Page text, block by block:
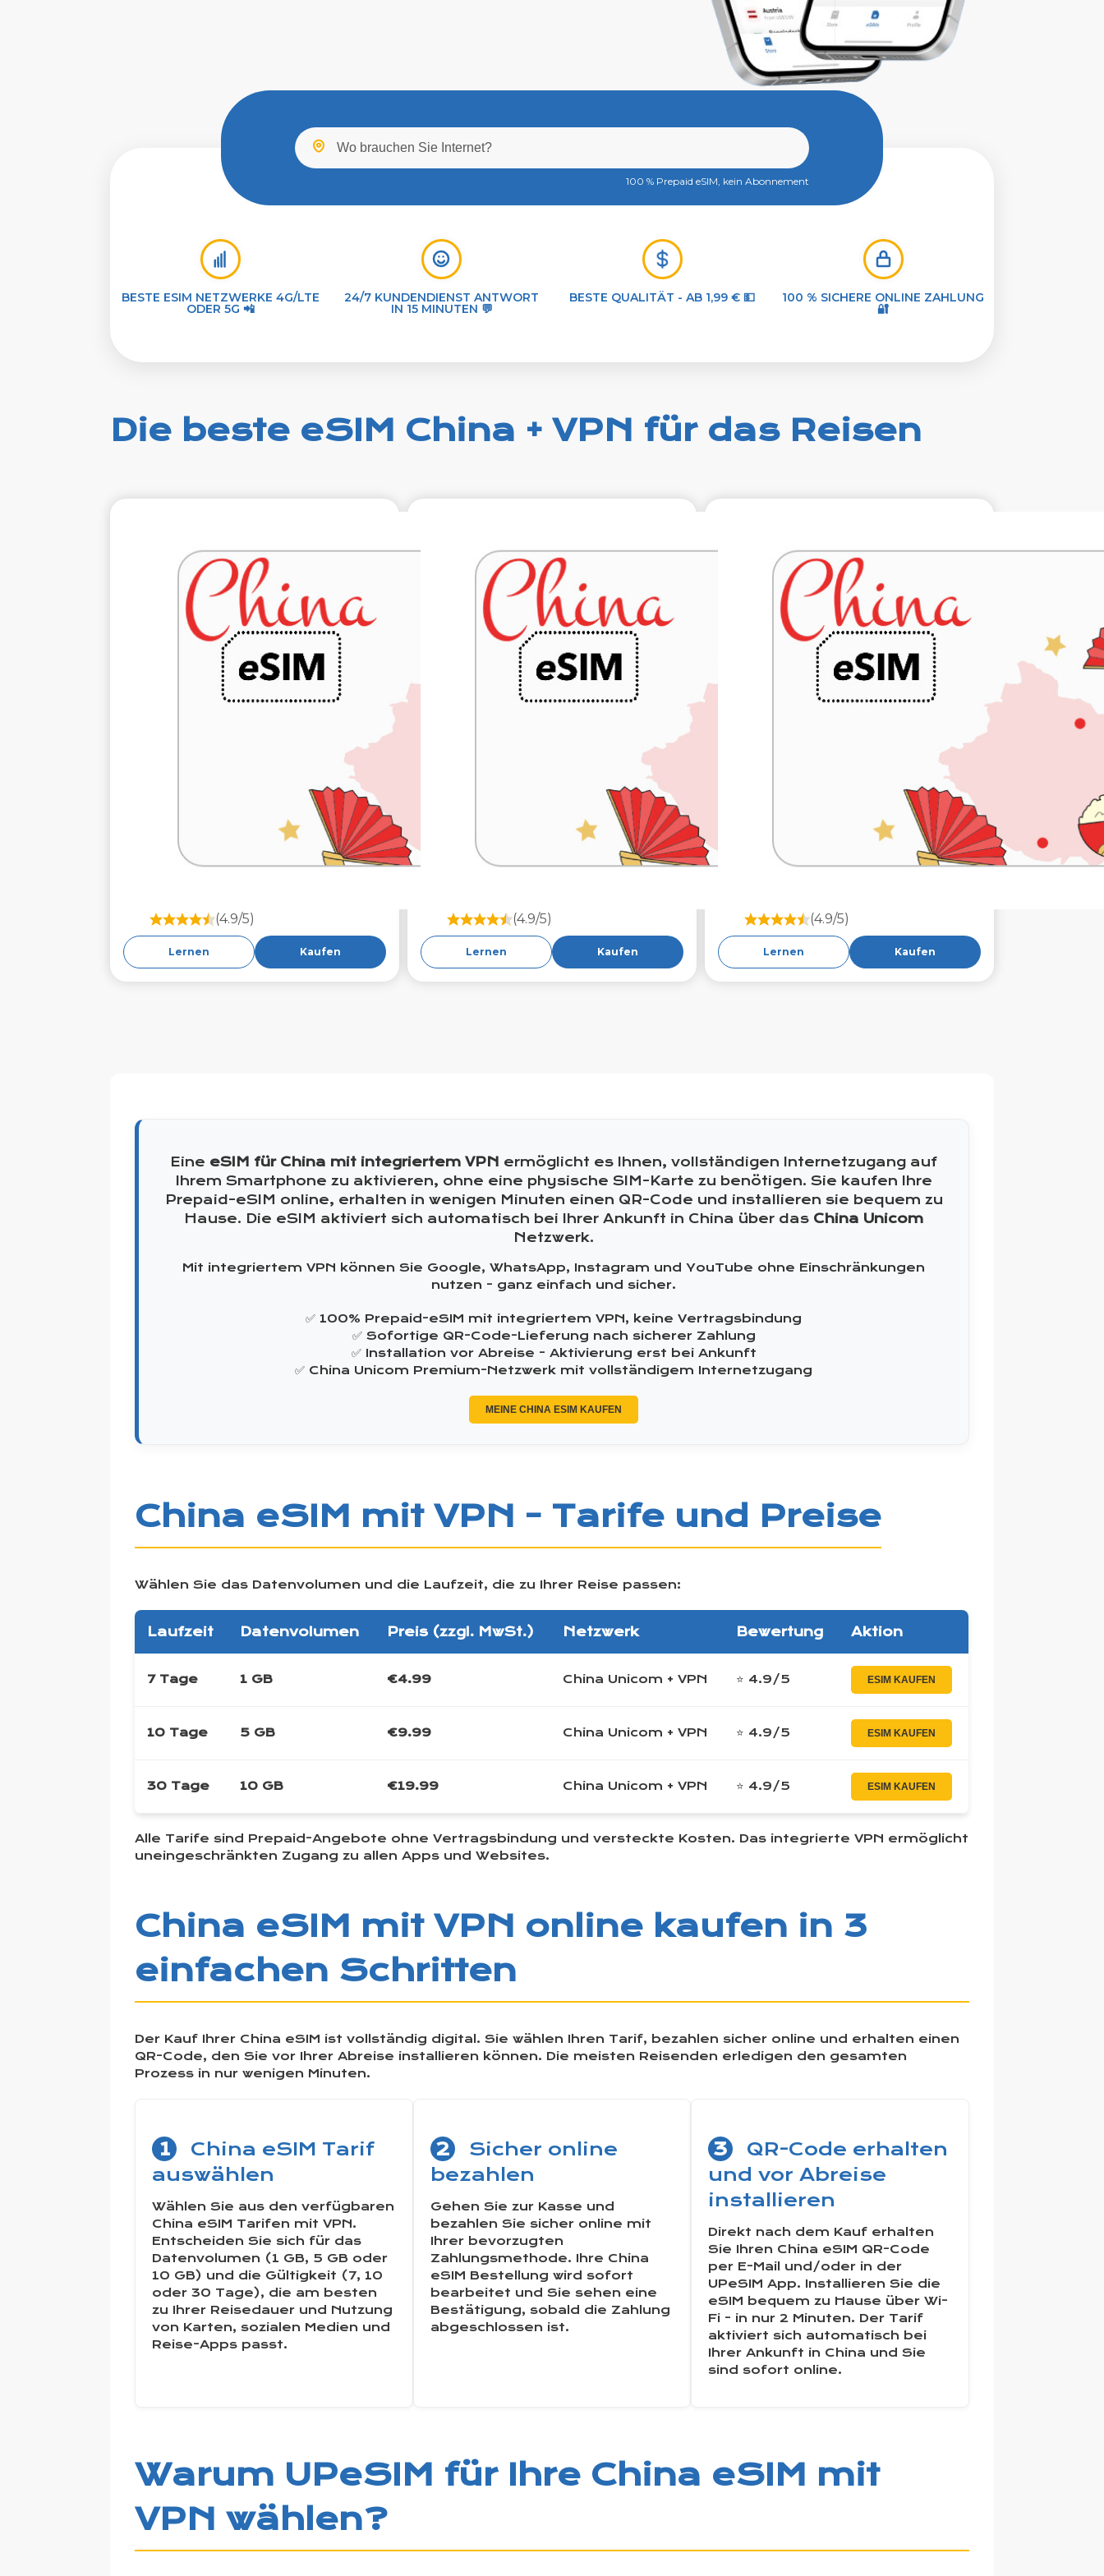
100 % Prepaid eSIM, kein Abonnement
BESTE ESIM NETZWERKE 4G/LTE
ODER 5G 📲
24/7 KUNDENDIENST ANTWORT
IN 15 MINUTEN 💬
BESTE QUALITÄT - AB 1,99 € 💵 100 % SICHERE ONLINE ZAHLUNG
🔐
Die beste eSIM China + VPN für das Reisen
(4.9/5)
Lernen Kaufen
(4.9/5)
Lernen Kaufen
(4.9/5)
Lernen Kaufen
Eine eSIM für China mit integriertem VPN ermöglicht es Ihnen, vollständigen Internetzugang auf
Ihrem Smartphone zu aktivieren, ohne eine physische SIM-Karte zu benötigen. Sie kaufen Ihre
Prepaid-eSIM online, erhalten in wenigen Minuten einen QR-Code und installieren sie bequem zu
Hause. Die eSIM aktiviert sich automatisch bei Ihrer Ankunft in China über das China Unicom
Netzwerk.
Mit integriertem VPN können Sie Google, WhatsApp, Instagram und YouTube ohne Einschränkungen
nutzen - ganz einfach und sicher.
✅ 100% Prepaid-eSIM mit integriertem VPN, keine Vertragsbindung
✅ Sofortige QR-Code-Lieferung nach sicherer Zahlung
✅ Installation vor Abreise - Aktivierung erst bei Ankunft
✅ China Unicom Premium-Netzwerk mit vollständigem Internetzugang
MEINE CHINA ESIM KAUFEN
China eSIM mit VPN - Tarife und Preise
Wählen Sie das Datenvolumen und die Laufzeit, die zu Ihrer Reise passen:
Laufzeit Datenvolumen Preis (zzgl. MwSt.) Netzwerk Bewertung Aktion
7 Tage 1 GB €4.99 China Unicom + VPN ⭐ 4.9/5 ESIM KAUFEN
10 Tage 5 GB €9.99 China Unicom + VPN ⭐ 4.9/5 ESIM KAUFEN
30 Tage 10 GB €19.99 China Unicom + VPN ⭐ 4.9/5 ESIM KAUFEN
Alle Tarife sind Prepaid-Angebote ohne Vertragsbindung und versteckte Kosten. Das integrierte VPN ermöglicht
uneingeschränkten Zugang zu allen Apps und Websites.
China eSIM mit VPN online kaufen in 3
einfachen Schritten
Der Kauf Ihrer China eSIM ist vollständig digital. Sie wählen Ihren Tarif, bezahlen sicher online und erhalten einen
QR-Code, den Sie vor Ihrer Abreise installieren können. Die meisten Reisenden erledigen den gesamten
Prozess in nur wenigen Minuten.
1
China eSIM Tarif
auswählen
Wählen Sie aus den verfügbaren
China eSIM Tarifen mit VPN.
Entscheiden Sie sich für das
Datenvolumen (1 GB, 5 GB oder
10 GB) und die Gültigkeit (7, 10
oder 30 Tage), die am besten
zu Ihrer Reisedauer und Nutzung
von Karten, sozialen Medien und
Reise-Apps passt.
2
Sicher online
bezahlen
Gehen Sie zur Kasse und
bezahlen Sie sicher online mit
Ihrer bevorzugten
Zahlungsmethode. Ihre China
eSIM Bestellung wird sofort
bearbeitet und Sie sehen eine
Bestätigung, sobald die Zahlung
abgeschlossen ist.
3
QR-Code erhalten
und vor Abreise
installieren
Direkt nach dem Kauf erhalten
Sie Ihren China eSIM QR-Code
per E-Mail und/oder in der
UPeSIM App. Installieren Sie die
eSIM bequem zu Hause über Wi-
Fi - in nur 2 Minuten. Der Tarif
aktiviert sich automatisch bei
Ihrer Ankunft in China und Sie
sind sofort online.
Warum UPeSIM für Ihre China eSIM mit
VPN wählen?